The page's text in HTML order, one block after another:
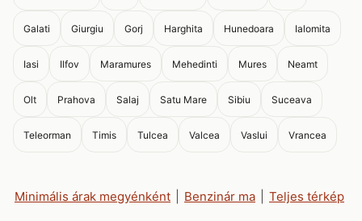
Galati Giurgiu Gorj Harghita Hunedoara Ialomita
Iasi Ilfov Maramures Mehedinti Mures Neamt
Olt Prahova Salaj Satu Mare Sibiu Suceava
Teleorman Timis Tulcea Valcea Vaslui Vrancea
Minimális árak megyénként Benzinár ma Teljes térkép